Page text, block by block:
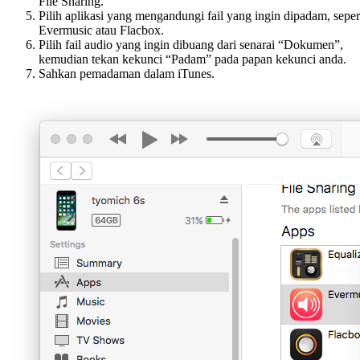
Pilih aplikasi yang mengandungi fail yang ingin dipadam,
Evermusic atau Flacbox.
Pilih fail audio yang ingin dibuang dari senarai “Dokumen”,
kemudian tekan kekunci “Padam” pada papan kekunci anda.
Sahkan pemadaman dalam iTunes.